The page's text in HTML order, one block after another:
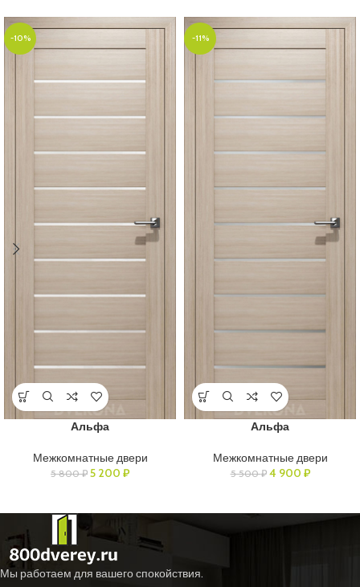
-10%
Альфа
Межкомнатные двери
5 800₽ 5 200 ₽
-11%
Альфа
Межкомнатные двери
5 500₽ 4 900 ₽
Мы работаем для вашего спокойствия.